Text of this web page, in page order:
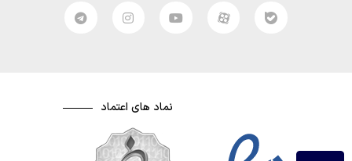
نماد های اعتماد